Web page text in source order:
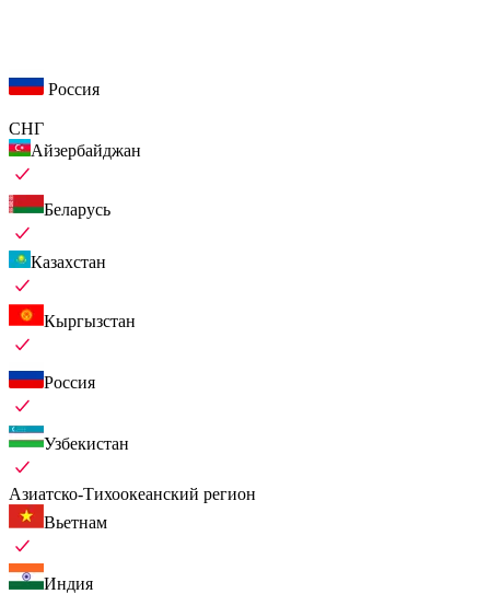
Россия
СНГ
Айзербайджан
Беларусь
Казахстан
Кыргызстан
Россия
Узбекистан
Азиатско-Тихоокеанский регион
Вьетнам
Индия